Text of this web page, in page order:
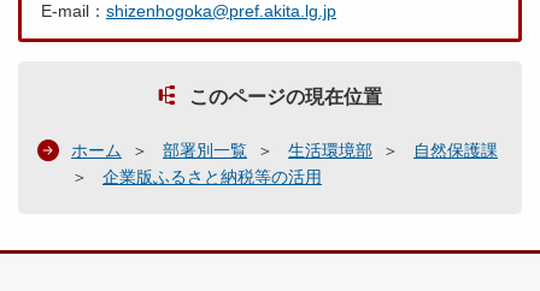
E-mail： shizenhogoka@pref.akita.lg.jp
このページの現在位置
ホーム 部署別一覧 生活環境部
自然保護課
企業版ふるさと納税等の活用